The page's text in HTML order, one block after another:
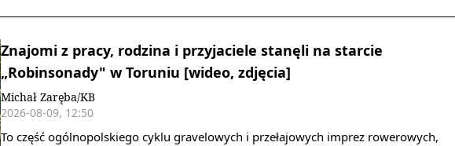
Znajomi z pracy, rodzina i przyjaciele stanęli na starcie
„Robinsonady" w Toruniu [wideo, zdjęcia]
Michał Zaręba/KB
2026-08-09, 12:50
To część ogólnopolskiego cyklu gravelowych i przełajowych imprez rowerowych,